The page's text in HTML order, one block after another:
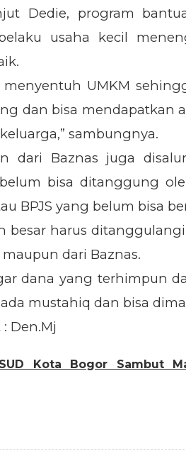
Dedie, program
usaha kecil
menyentuh UMKM
dan bisa mendapatkan
sambungnya.
dari Baznas juga
bisa ditanggung
BPJS yang belum bisa
besar harus
dari Baznas.
dana yang terhimpun
mustahiq dan bisa
Den.Mj
Kota Bogor Sambut